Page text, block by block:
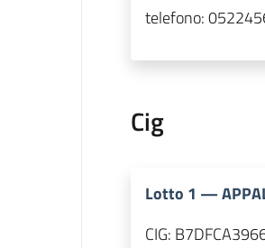
telefono:
Cig
Lotto 1 —
CIG: